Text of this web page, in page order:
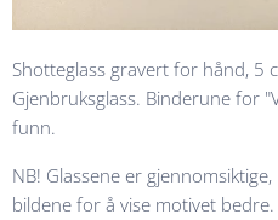
Shotteglass gravert for hånd, 5
Gjenbruksglass. Binderune for
funn.
NB! Glassene er
bildene for å vise motivet bedre.